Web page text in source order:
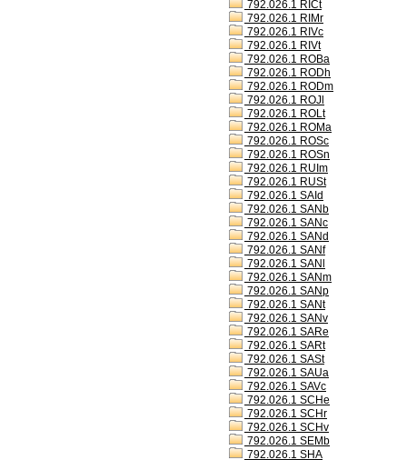
792.026.1 RICt
792.026.1 RIMr
792.026.1 RIVc
792.026.1 RIVt
792.026.1 ROBa
792.026.1 RODh
792.026.1 RODm
792.026.1 ROJl
792.026.1 ROLt
792.026.1 ROMa
792.026.1 ROSc
792.026.1 ROSn
792.026.1 RUIm
792.026.1 RUSt
792.026.1 SAId
792.026.1 SANb
792.026.1 SANc
792.026.1 SANd
792.026.1 SANf
792.026.1 SANl
792.026.1 SANm
792.026.1 SANp
792.026.1 SANt
792.026.1 SANv
792.026.1 SARe
792.026.1 SARt
792.026.1 SASt
792.026.1 SAUa
792.026.1 SAVc
792.026.1 SCHe
792.026.1 SCHr
792.026.1 SCHv
792.026.1 SEMb
792.026.1 SHA